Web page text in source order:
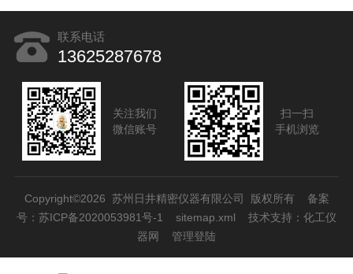
联系电话
13625287678
关注我们
微信账号
扫一扫
手机浏览
Copyright©2026 苏州日井精密仪器有限公司 版权所有 备案
号：苏ICP备2020053981号-1
sitemap.xml 技术支持： 化工仪
器网
管理登陆